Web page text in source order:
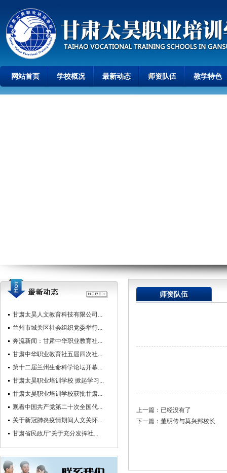
网站首页 学校概况 最新动态 师资队伍 教学特色
甘肃太昊人文教育科技有限公司...
兰州市城关区社会组织党委举行...
奔流新闻：甘肃中华职业教育社...
甘肃中华职业教育社五届四次社...
第十二届兰州生命科学论坛开幕...
甘肃太昊职业培训学校 掀起学习...
甘肃太昊职业培训学校获批甘肃...
观看中国共产党第二十次全国代...
关于新冠肺炎疫情期间人文关怀...
甘肃省民政厅“关于充分发挥社...
师资队伍
上一篇：已经没有了
下一篇： 董明传与莫兴邦校长.